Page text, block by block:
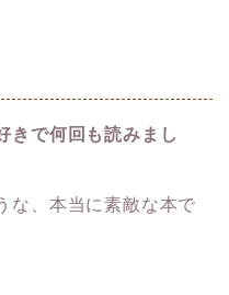
きで何回も読みまし
な、本当に素敵な本で